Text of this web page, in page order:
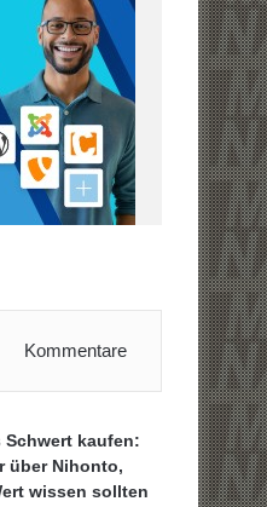
Kommentare
kaufen:
über Nihonto,
wissen sollten